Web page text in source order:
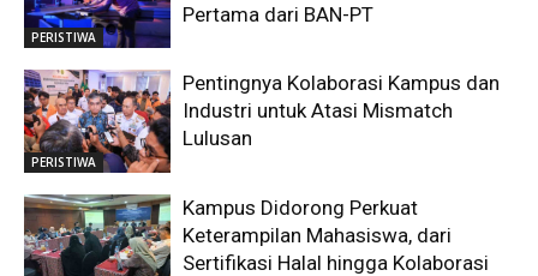
PERISTIWA
Pertama dari BAN-PT
PERISTIWA
Pentingnya Kolaborasi Kampus dan
Industri untuk Atasi Mismatch
Lulusan
Kampus Didorong Perkuat
Keterampilan Mahasiswa, dari
Sertifikasi Halal hingga Kolaborasi